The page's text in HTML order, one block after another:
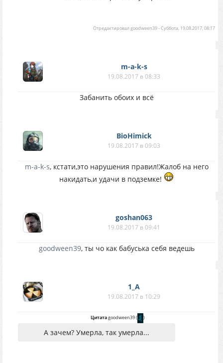
Отредактировалgoodween39-Суббота, 19.08.2017, 08:17
m-a-k-s
19.08.2017 в 08:33
Забанить обоих и всё
BioHimick
19.08.2017 в 09:03
m-a-k-s, кстати,это нарушения правил!Жалоб на него
накидать,и удачи в подземке!
goshan063
19.08.2017 в 09:41
goodween39, ты чо как бабуська себя ведешь
1_A
19.08.2017 в 10:29
Цитатаgoodween39( )
А зачем? Умерла, так умерла...